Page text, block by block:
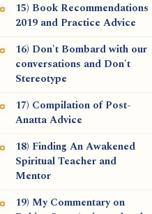
15) Book Recommendations
2019 and Practice Advice
16) Don't Bombard with our
conversations and Don't
Stereotype
17) Compilation of Post-
Anatta Advice
18) Finding An Awakened
Spiritual Teacher and
Mentor
19) My Commentary on